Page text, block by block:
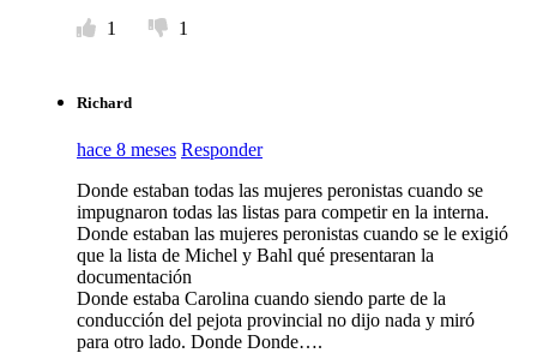
1
1
Richard
hace 8 meses Responder
Donde estaban todas las mujeres peronistas cuando se
impugnaron todas las listas para competir en la interna.
Donde estaban las mujeres peronistas cuando se le exigió
que la lista de Michel y Bahl qué presentaran la
documentación
Donde estaba Carolina cuando siendo parte de la
conducción del pejota provincial no dijo nada y miró
para otro lado. Donde Donde….